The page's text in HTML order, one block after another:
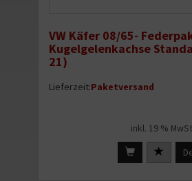
VW Käfer 08/65-
Kugelgelenkachse
21)
Lieferzeit:Paketversand
inkl. 19 %